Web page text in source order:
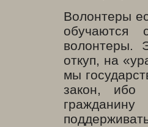
Волонтеры
обучаются
волонтеры.
откуп, на
мы
закон, ибо